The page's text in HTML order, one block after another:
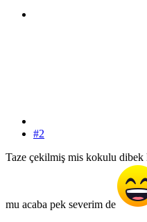
#2
Taze çekilmiş mis kokulu
mu acaba pek severim de